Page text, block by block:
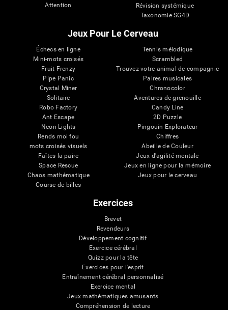
Attention
Révision systémique
Taxonomie SG4D
Jeux Pour Le Cerveau
Échecs en ligne
Mini-mots croisés
Fruit Frenzy
Pipe Panic
Crystal Miner
Solitaire
Robo Factory
Ant Escape
Neon Lights
Rends moi fou
mots croisés visuels
Faîtes la paire
Space Rescue
Chaos mathématique
Course de billes
Tennis mélodique
Scrambled
Trouvez votre animal de compagnie
Paires musicales
Chronocolor
Aventures de grenouille
Candy Line
2D Puzzle
Pingouin Explorateur
Chiffres
Abeille de Couleur
Jeux d'agilité mentale
Jeux en ligne pour la mémoire
Jeux pour le cerveau
Exercices
Brevet
Revendeurs
Développement cognitif
Exercice cérébral
Quizz pour la tête
Exercices pour l'esprit
Entraînement cérébral personnalisé
Exercice mental
Jeux mathématiques amusants
Compréhension de lecture